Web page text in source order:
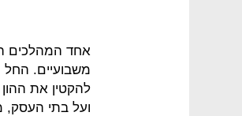
אחד המהלכים
להקטין את
ועל בתי העסק,